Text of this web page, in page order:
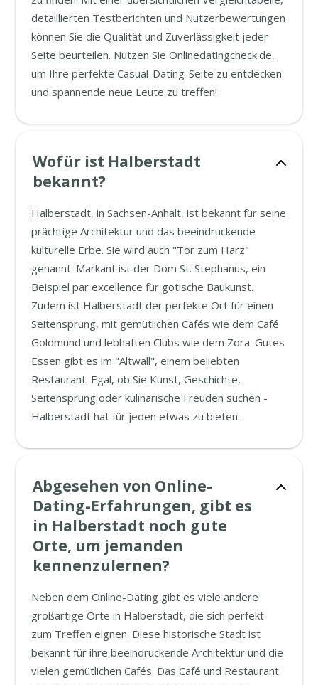
detaillierten Testberichten und Nutzerbewertungen
können Sie die Qualität und Zuverlässigkeit jeder
Seite beurteilen. Nutzen Sie Onlinedatingcheck.de,
um Ihre perfekte Casual-Dating-Seite zu entdecken
und spannende neue Leute zu treffen!
Wofür ist Halberstadt
bekannt?
Halberstadt, in Sachsen-Anhalt, ist bekannt für seine
prächtige Architektur und das beeindruckende
kulturelle Erbe. Sie wird auch "Tor zum Harz"
genannt. Markant ist der Dom St. Stephanus, ein
Beispiel par excellence für gotische Baukunst.
Zudem ist Halberstadt der perfekte Ort für einen
Seitensprung, mit gemütlichen Cafés wie dem Café
Goldmund und lebhaften Clubs wie dem Zora. Gutes
Essen gibt es im "Altwall", einem beliebten
Restaurant. Egal, ob Sie Kunst, Geschichte,
Seitensprung oder kulinarische Freuden suchen -
Halberstadt hat für jeden etwas zu bieten.
Abgesehen von Online-
Dating-Erfahrungen, gibt es
in Halberstadt noch gute
Orte, um jemanden
kennenzulernen?
Neben dem Online-Dating gibt es viele andere
großartige Orte in Halberstadt, die sich perfekt
zum Treffen eignen. Diese historische Stadt ist
bekannt für ihre beeindruckende Architektur und die
vielen gemütlichen Cafés. Das Café und Restaurant